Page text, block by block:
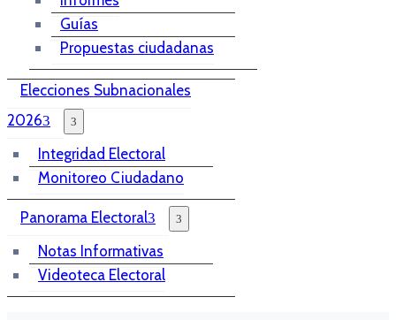
Guías
Propuestas ciudadanas
Elecciones Subnacionales
2026
Integridad Electoral
Monitoreo Ciudadano
Panorama Electoral
Notas Informativas
Videoteca Electoral